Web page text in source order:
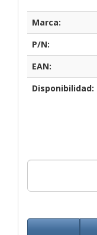
Marca:
P/N:
EAN:
Disponibilidad: